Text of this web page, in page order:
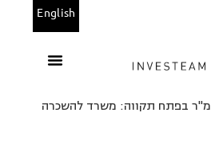
English
335 מ"ר בפתח תקווה: משרד להשכרה